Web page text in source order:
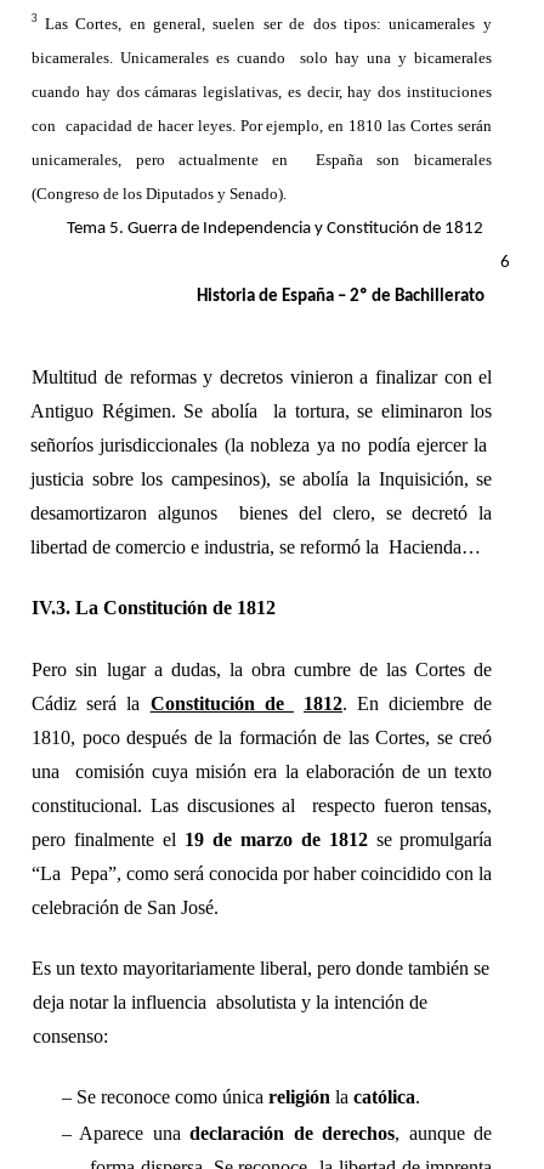
3 Las Cortes, en general, suelen ser de dos tipos: unicamerales y
bicamerales. Unicamerales es cuando  solo hay una y bicamerales
cuando hay dos cámaras legislativas, es decir, hay dos instituciones
con  capacidad de hacer leyes. Por ejemplo, en 1810 las Cortes serán
unicamerales, pero actualmente en  España son bicamerales
(Congreso de los Diputados y Senado).
Tema 5. Guerra de Independencia y Constitución de 1812
6
Historia de España – 2º de Bachillerato
Multitud de reformas y decretos vinieron a finalizar con el
Antiguo Régimen. Se abolía  la tortura, se eliminaron los
señoríos jurisdiccionales (la nobleza ya no podía ejercer la
justicia sobre los campesinos), se abolía la Inquisición, se
desamortizaron algunos  bienes del clero, se decretó la
libertad de comercio e industria, se reformó la  Hacienda…
IV.3. La Constitución de 1812
Pero sin lugar a dudas, la obra cumbre de las Cortes de
Cádiz será la Constitución de 1812. En diciembre de
1810, poco después de la formación de las Cortes, se creó
una  comisión cuya misión era la elaboración de un texto
constitucional. Las discusiones al  respecto fueron tensas,
pero finalmente el 19 de marzo de 1812 se promulgaría
“La  Pepa”, como será conocida por haber coincidido con la
celebración de San José.
Es un texto mayoritariamente liberal, pero donde también se
deja notar la influencia  absolutista y la intención de
consenso:
– Se reconoce como única religión la católica.
– Aparece una declaración de derechos, aunque de